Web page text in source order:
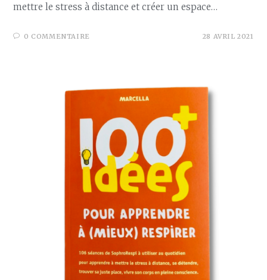
mettre le stress à distance et créer un espace…
0 COMMENTAIRE 28 AVRIL 2021